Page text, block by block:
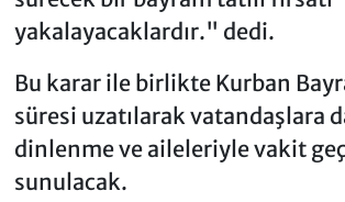
yakalayacaklardır." dedi.
Bu karar ile birlikte Kurban
süresi uzatılarak vatandaşlara
dinlenme ve aileleriyle vakit
sunulacak.